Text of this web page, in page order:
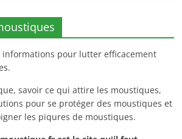
informations pour lutter efficacement
savoir ce qui attire les moustiques,
pour se protéger des moustiques et
les piqures de moustiques.